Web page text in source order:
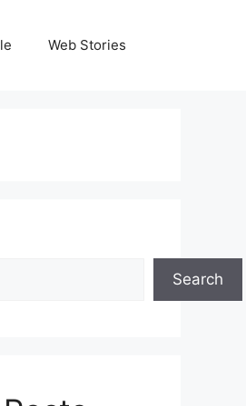
Web Stories
Search